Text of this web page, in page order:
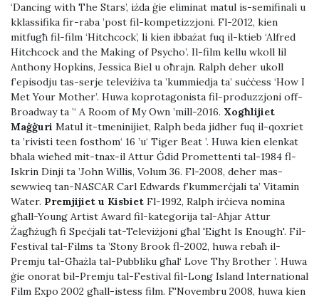
‘Dancing with The Stars’, iżda ġie eliminat matul is-semifinali u
kklassifika fir-raba ’post fil-kompetizzjoni. Fl-2012, kien
mitfugħ fil-film ‘Hitchcock’, li kien ibbażat fuq il-ktieb ‘Alfred
Hitchcock and the Making of Psycho’. Il-film kellu wkoll lil
Anthony Hopkins, Jessica Biel u oħrajn. Ralph deher ukoll
f’episodju tas-serje televiżiva ta ’kummiedja ta’ suċċess ‘How I
Met Your Mother’. Huwa koprotagonista fil-produzzjoni off-
Broadway ta ’‘ A Room of My Own ’mill-2016. Xogħlijiet
Maġġuri Matul it-tmeninijiet, Ralph beda jidher fuq il-qoxriet
ta ’rivisti teen fosthom‘ 16 ’u‘ Tiger Beat ’. Huwa kien elenkat
bħala wieħed mit-tnax-il Attur Ġdid Promettenti tal-1984 fl-
Iskrin Dinji ta ’John Willis, Volum 36. Fl-2008, deher mas-
sewwieq tan-NASCAR Carl Edwards f’kummerċjali ta’ Vitamin
Water. Premjijiet u Kisbiet Fl-1992, Ralph irċieva nomina
għall-Young Artist Award fil-kategorija tal-Aħjar Attur
Żagħżugħ fi Speċjali tat-Televiżjoni għal 'Eight Is Enough'. Fil-
Festival tal-Films ta ’Stony Brook fl-2002, huwa rebaħ il-
Premju tal-Għażla tal-Pubbliku għal‘ Love Thy Brother ’. Huwa
ġie onorat bil-Premju tal-Festival fil-Long Island International
Film Expo 2002 għall-istess film. F'Novembru 2008, huwa kien